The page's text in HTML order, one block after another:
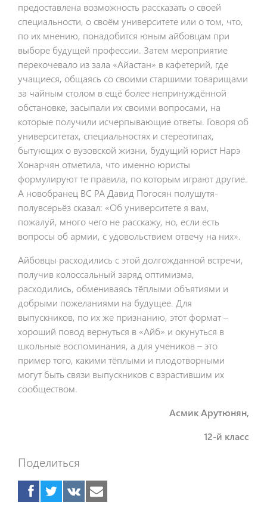
предоставлена возможность рассказать о своей
специальности, о своём университете или о том, что,
по их мнению, понадобится юным айбовцам при
выборе будущей профессии. Затем мероприятие
перекочевало из зала «Айастан» в кафетерий, где
учащиеся, общаясь со своими старшими товарищами
за чайным столом в ещё более непринуждённой
обстановке, засыпали их своими вопросами, на
которые получили исчерпывающие ответы. Говоря об
университетах, специальностях и стереотипах,
бытующих о вузовской жизни, будущий юрист Нарэ
Хонарчян отметила, что именно юристы
формулируют те правила, по которым играют другие.
А новобранец ВС РА Давид Погосян полушутя-
полувсерьёз сказал: «Об университете я вам,
пожалуй, много чего не расскажу, но, если есть
вопросы об армии, с удовольствием отвечу на них».
Айбовцы расходились с этой долгожданной встречи,
получив колоссальный заряд оптимизма,
расходились, обмениваясь тёплыми объятиями и
добрыми пожеланиями на будущее. Для
выпускников, по их же признанию, этот формат –
хороший повод вернуться в «Айб» и окунуться в
школьные воспоминания, а для учеников – это
пример того, какими тёплыми и плодотворными
могут быть связи выпускников с взрастившим их
сообществом.
Асмик Арутюнян,
12-й класс
Поделиться